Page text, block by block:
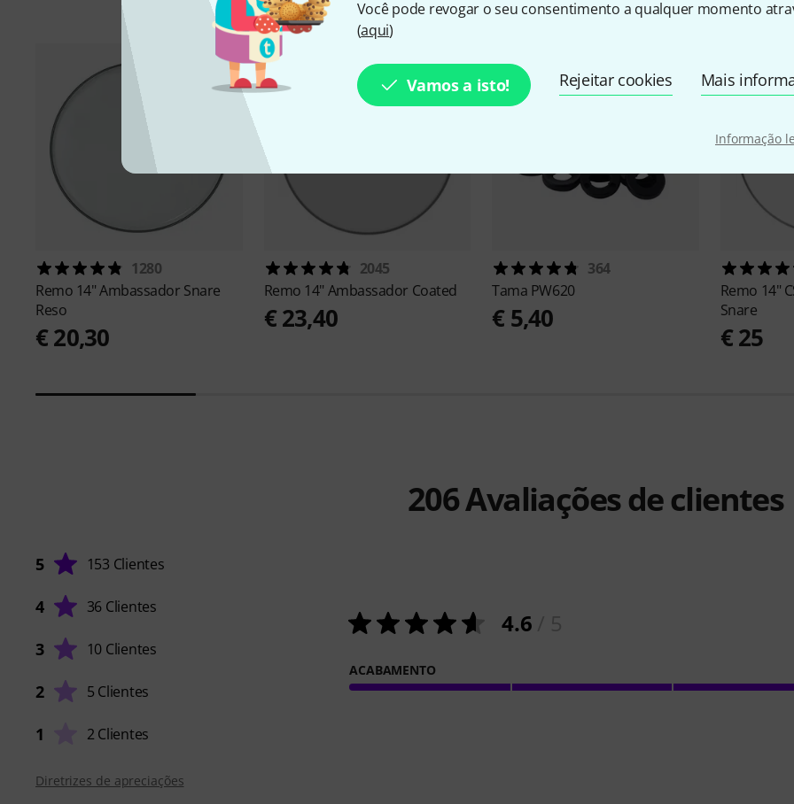
Você pode revogar o seu consentimento a qualquer momento
(aqui)
Vamos a isto! Rejeitar cookies Mais
Informação
1280
Remo 14" Ambassador Snare
Reso
€ 20,30
2045
Remo 14" Ambassador Coated
€ 23,40
364
Tama PW620
€ 5,40
Remo 14"
Snare
€ 25
206Avaliações de clientes
5 153 Clientes
4 36 Clientes
3 10 Clientes
2 5 Clientes
1 2 Clientes
4.6
ACABAMENTO
Diretrizes de apreciações